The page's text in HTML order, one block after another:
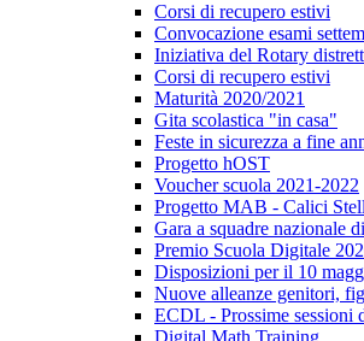
Corsi di recupero estivi
Convocazione esami
Iniziativa del Rotary
Corsi di recupero estivi
Maturità 2020/2021
Gita scolastica "in casa"
Feste in sicurezza a fine
Progetto hOST
Voucher scuola 2021-2022
Progetto MAB - Calici
Gara a squadre nazionale
Premio Scuola Digitale
Disposizioni per il 10
Nuove alleanze genitori,
ECDL - Prossime sessioni